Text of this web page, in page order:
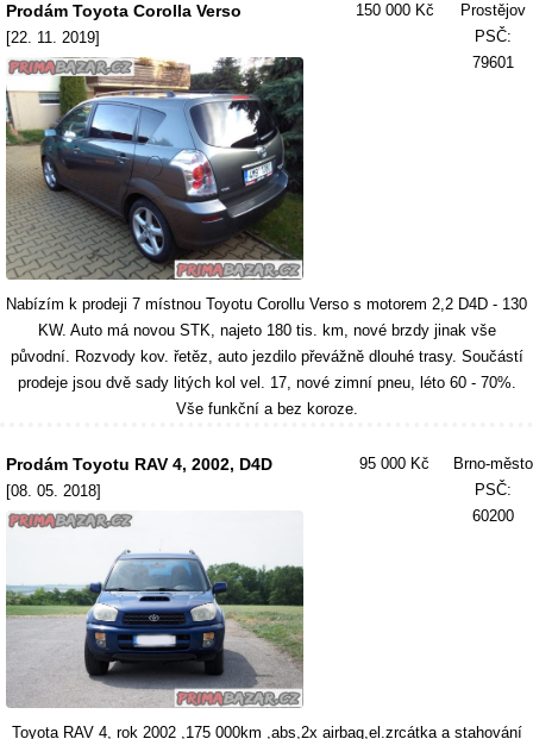
Prodám Toyota Corolla Verso
[22. 11. 2019]
150 000 Kč
Prostějov
PSČ:
79601
Nabízím k prodeji 7 místnou Toyotu Corollu Verso s motorem 2,2 D4D - 130
KW. Auto má novou STK, najeto 180 tis. km, nové brzdy jinak vše
původní. Rozvody kov. řetěz, auto jezdilo převážně dlouhé trasy. Součástí
prodeje jsou dvě sady litých kol vel. 17, nové zimní pneu, léto 60 - 70%.
Vše funkční a bez koroze.
Prodám Toyotu RAV 4, 2002, D4D
[08. 05. 2018]
95 000 Kč
Brno-město
PSČ:
60200
Toyota RAV 4, rok 2002 ,175 000km ,abs,2x airbag,el.zrcátka a stahování